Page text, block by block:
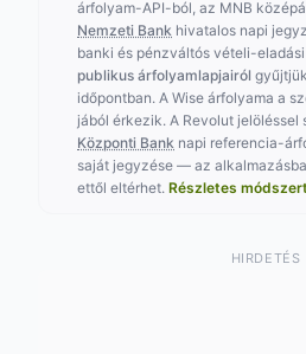
árfolyam-API-ból, az MNB
Nemzeti Bank hivatalos napi
banki és pénzváltós vételi-
publikus árfolyamlapjairól
időpontban. A Wise árfolyama a
jából érkezik. A Revolut jelöléssel
Központi Bank napi referencia-
saját jegyzése — az
ettől eltérhet. Részletes
HIRDETÉS